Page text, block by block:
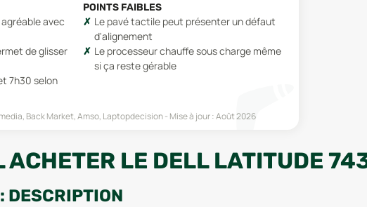
avec
de glisser
7h30 selon
POINTS FAIBLES
Le pavé tactile peut présenter un défaut
d'alignement
Le processeur chauffe sous charge même
si ça reste gérable
Back Market, Amso, Laptopdecision Mise à jour :Août 2026
ACHETER LE DELL LATITUDE
DESCRIPTION